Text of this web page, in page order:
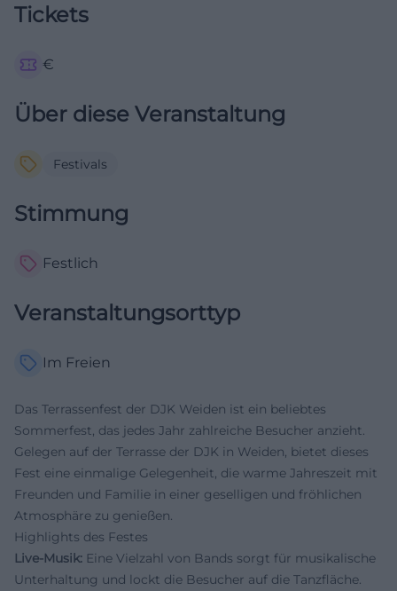
Tickets
€
Über diese Veranstaltung
Festivals
Stimmung
Festlich
Veranstaltungsorttyp
Im Freien
Das Terrassenfest der DJK Weiden ist ein beliebtes
Sommerfest, das jedes Jahr zahlreiche Besucher anzieht.
Gelegen auf der Terrasse der DJK in Weiden, bietet dieses
Fest eine einmalige Gelegenheit, die warme Jahreszeit mit
Freunden und Familie in einer geselligen und fröhlichen
Atmosphäre zu genießen.
Highlights des Festes
Live-Musik: Eine Vielzahl von Bands sorgt für musikalische
Unterhaltung und lockt die Besucher auf die Tanzfläche.